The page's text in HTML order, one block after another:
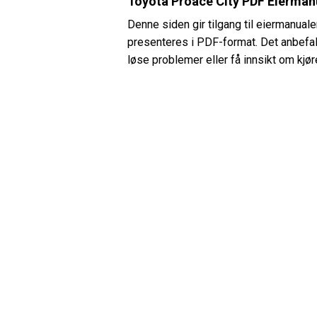
Denne siden gir tilgang til
presenteres i PDF-format. Det
løse problemer eller få innsikt om